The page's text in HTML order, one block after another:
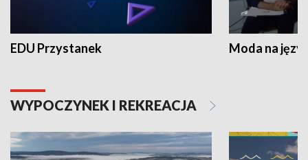
EDU Przystanek Moda na
WYPOCZYNEK I REKREACJA